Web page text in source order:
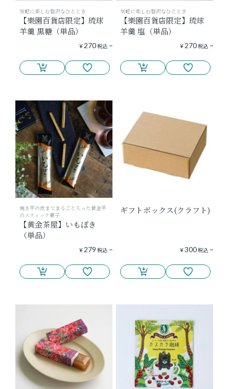
気軽に楽しむ贅沢なひととき
【樂園百貨店限定】琉球
羊羹 黒糖（単品）
¥ 270税込
気軽に楽しむ贅沢なひととき
【樂園百貨店限定】琉球
羊羹 塩（単品）
¥ 270税込
焼き芋の皮までまるごと入った黄金芋
のスティック菓子
【黄金茶屋】いもぽき
（単品）
¥ 279 税込
ギフトボックス(クラフト)
¥300税込